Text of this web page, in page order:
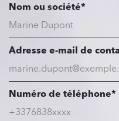
Nom ou société*
Adresse e-mail de
Numéro de téléphone*